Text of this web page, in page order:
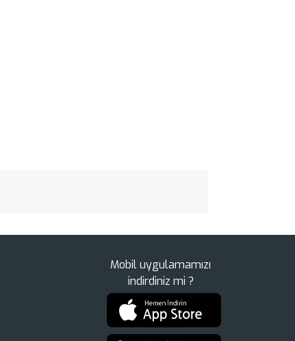
Mobil uygulamamızı
indirdiniz mi ?